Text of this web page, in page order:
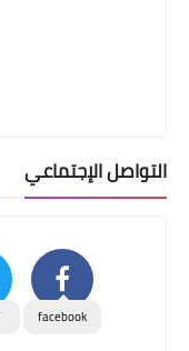
التواصل الإجتماعي
facebook